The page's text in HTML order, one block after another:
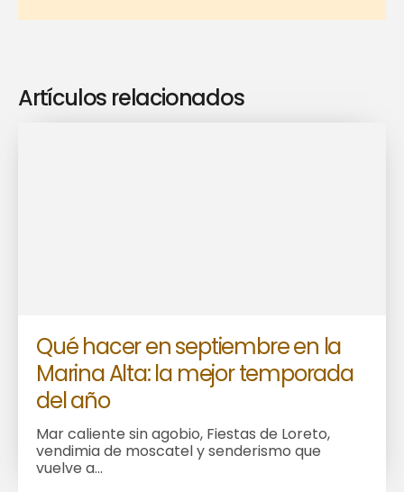
Artículos relacionados
Qué hacer en septiembre en la
Marina Alta: la mejor temporada
del año
Mar caliente sin agobio, Fiestas de Loreto,
vendimia de moscatel y senderismo que
vuelve a...